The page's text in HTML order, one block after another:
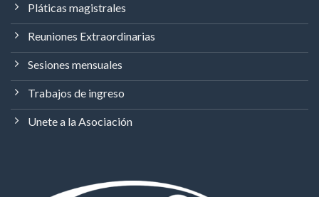
Pláticas magistrales
Reuniones Extraordinarias
Sesiones mensuales
Trabajos de ingreso
Unete a la Asociación